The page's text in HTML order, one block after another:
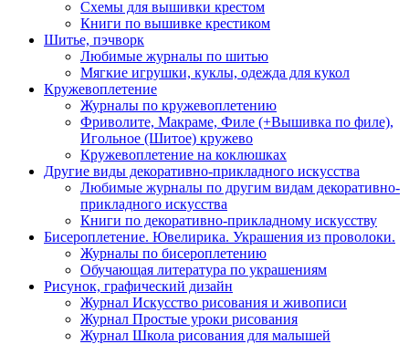
Схемы для вышивки крестом
Книги по вышивке крестиком
Шитье, пэчворк
Любимые журналы по шитью
Мягкие игрушки, куклы, одежда для кукол
Кружевоплетение
Журналы по кружевоплетению
Фриволите, Макраме, Филе (+Вышивка по филе),
Игольное (Шитое) кружево
Кружевоплетение на коклюшках
Другие виды декоративно-прикладного искусства
Любимые журналы по другим видам декоративно-
прикладного искусства
Книги по декоративно-прикладному искусству
Бисероплетение. Ювелирика. Украшения из проволоки.
Журналы по бисероплетению
Обучающая литература по украшениям
Рисунок, графический дизайн
Журнал Искусство рисования и живописи
Журнал Простые уроки рисования
Журнал Школа рисования для малышей